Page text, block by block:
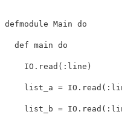
defmodule Main do
def main do
IO . read ( :line )
list_a = IO . read (
list_b = IO . read (